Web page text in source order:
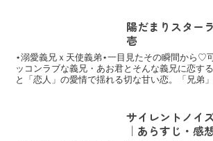
陽だまりスター
壱
⋆溺愛義兄ｘ天使義弟⋆一目見たその瞬間から♡
ッコンラブな義兄・あお君とそんな義兄に恋す
と「恋人」の愛情で揺れる切な甘い恋。「兄弟
気持ちも、「恋人」として想う気持ちも。どち
サイレントノイ
｜あらすじ・感